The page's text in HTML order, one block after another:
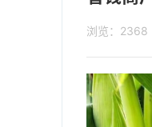
浏览：